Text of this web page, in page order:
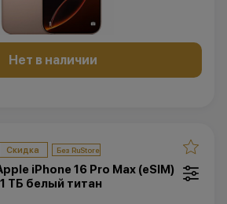
Нет в наличии
Скидка
iPhone 16 Pro Max (eSIM)
1 ТБ белый титан